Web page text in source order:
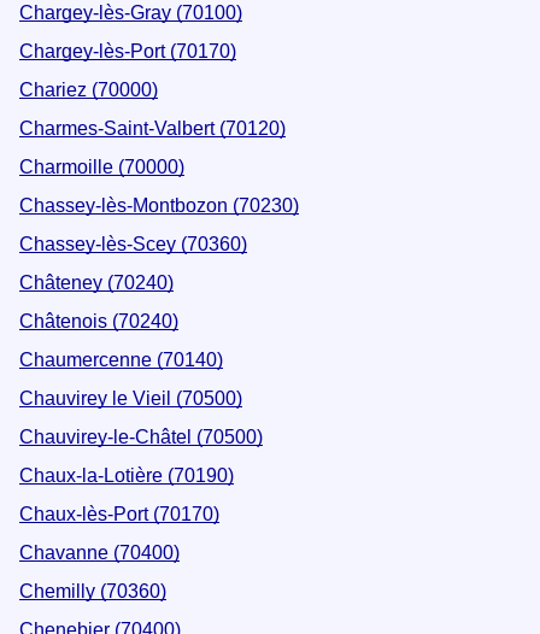
Chargey-lès-Gray (70100)
Chargey-lès-Port (70170)
Chariez (70000)
Charmes-Saint-Valbert (70120)
Charmoille (70000)
Chassey-lès-Montbozon (70230)
Chassey-lès-Scey (70360)
Châteney (70240)
Châtenois (70240)
Chaumercenne (70140)
Chauvirey le Vieil (70500)
Chauvirey-le-Châtel (70500)
Chaux-la-Lotière (70190)
Chaux-lès-Port (70170)
Chavanne (70400)
Chemilly (70360)
Chenebier (70400)